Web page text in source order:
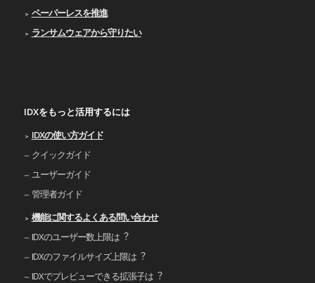
ペーパーレスを推進
ランサムウェアから守りたい
IDXをもっと活用するには
IDXの使い⽅ガイド
クイックガイド
ユーザーガイド
管理者ガイド
機能に関するよくある問い合わせ
IDXのユーザー数上限は︖
IDXのファイルサイズ上限は︖
IDXでプレビューできる拡張⼦は︖